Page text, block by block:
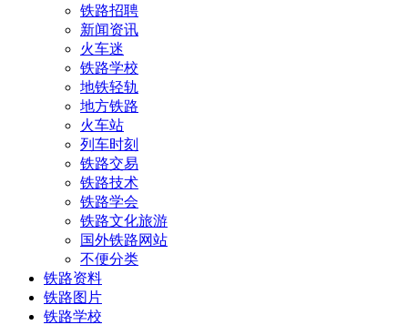
铁路招聘
新闻资讯
火车迷
铁路学校
地铁轻轨
地方铁路
火车站
列车时刻
铁路交易
铁路技术
铁路学会
铁路文化旅游
国外铁路网站
不便分类
铁路资料
铁路图片
铁路学校